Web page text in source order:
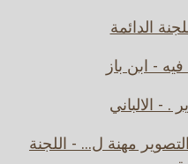
الدائمة
- ابن باز
. - الالباني
مهنة ل... - اللجنة